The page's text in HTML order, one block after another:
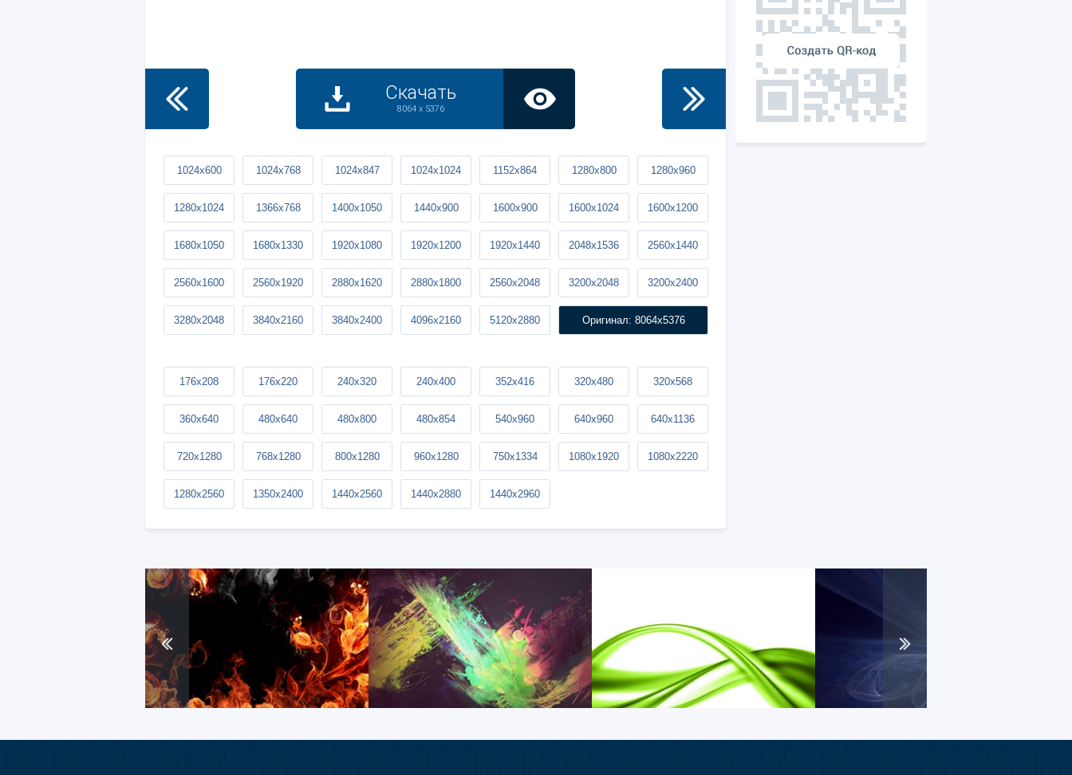
Скачать
8064 x 5376
1024x600 1024x768 1024x847 1024x1024 1152x864 1280x800 1280x960
1280x1024 1366x768 1400x1050 1440x900 1600x900 1600x1024 1600x1200
1680x1050 1680x1330 1920x1080 1920x1200 1920x1440 2048x1536 2560x1440
2560x1600 2560x1920 2880x1620 2880x1800 2560x2048 3200x2048 3200x2400
3280x2048 3840x2160 3840x2400 4096x2160 5120x2880 Оригинал: 8064x5376
176x208 176x220 240x320 240x400 352x416 320x480 320x568
360x640 480x640 480x800 480x854 540x960 640x960 640x1136
720x1280 768x1280 800x1280 960x1280 750x1334 1080x1920 1080x2220
1280x2560 1350x2400 1440x2560 1440x2880 1440x2960